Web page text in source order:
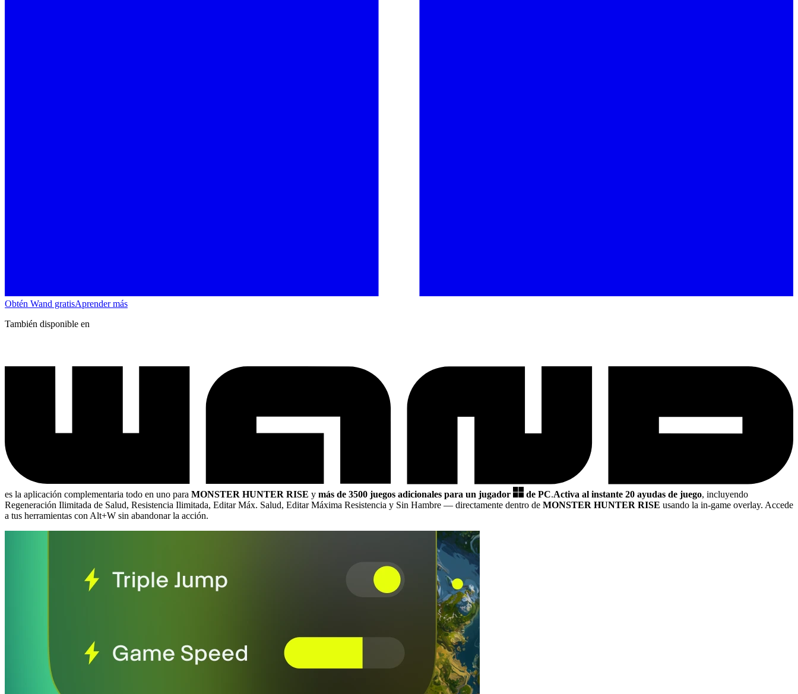
Obtén Wand gratisAprender más
También disponible en
es la aplicación complementaria todo en uno para MONSTER HUNTER RISE y más de 3500 juegos adicionales para un jugador de PC.Activa al instante 20 ayudas de juego, incluyendo
Regeneración Ilimitada de Salud, Resistencia Ilimitada, Editar Máx. Salud, Editar Máxima Resistencia y Sin Hambre — directamente dentro de MONSTER HUNTER RISE usando la in-game overlay. Accede
a tus herramientas con Alt+W sin abandonar la acción.